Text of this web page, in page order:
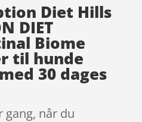
Diet Hills
DIET
Biome
til hunde
30 dages
gang, når du